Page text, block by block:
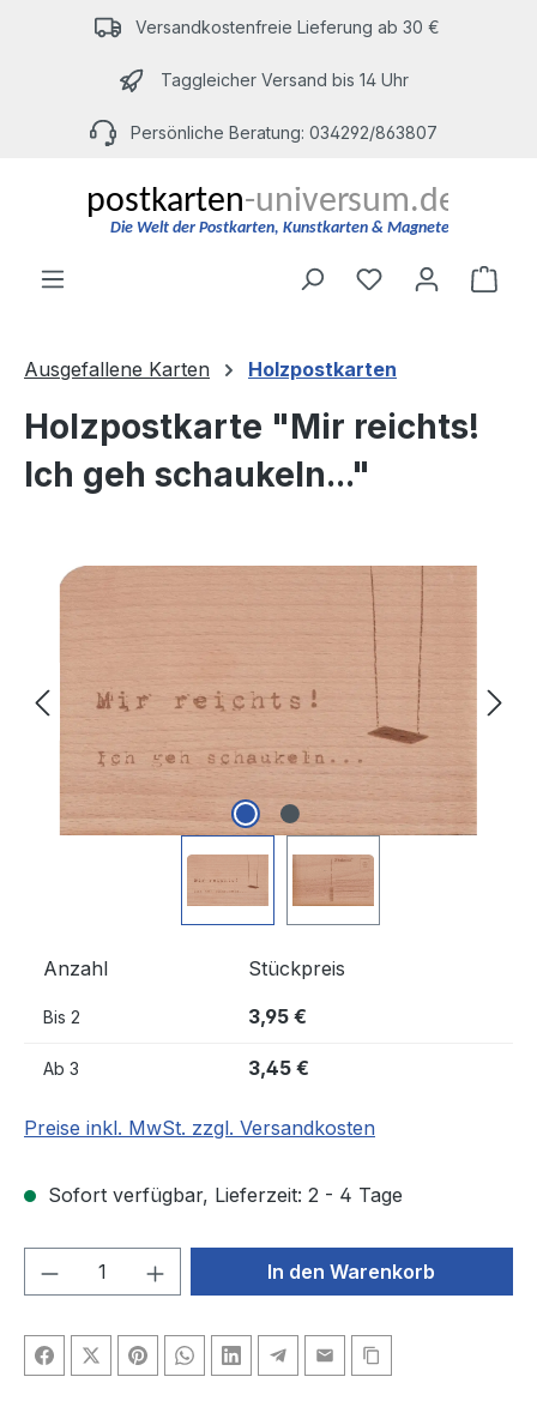
Zum Hauptinhalt springenVersandkostenfreie Lieferung ab 30 €
Taggleicher Versand bis 14 Uhr
Persönliche Beratung: 034292/863807
Du hast 0
Ausgefallene Karten Holzpostkarten
Holzpostkarte "Mir reichts!
Ich geh schaukeln..."
Bildergalerie überspringen
Anzahl Stückpreis
Bis 2 3,95 €
Ab 3 3,45 €
Preise inkl. MwSt. zzgl. Versandkosten
Sofort verfügbar, Lieferzeit: 2 - 4 Tage
Produkt Anzahl: Gib denIn den Warenkorb